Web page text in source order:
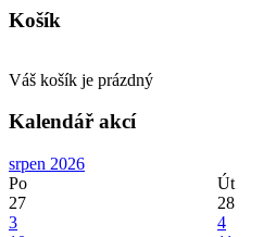
Košík
Váš košík je prázdný
Kalendář akcí
srpen 2026
Po
Út
27
28
3
4